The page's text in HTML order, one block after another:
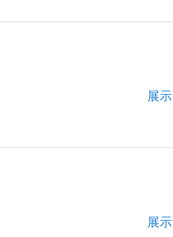
展
展